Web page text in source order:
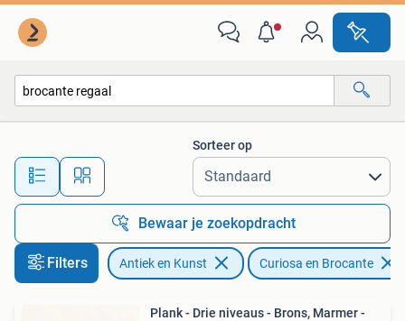
Alle afstanden…
Sorteer op
Bewaar je zoekopdracht
Filters Antiek en Kunst Curiosa en Brocante
Plank - Drie niveaus - Brons, Marmer -